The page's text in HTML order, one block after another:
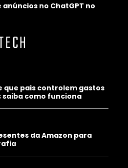
no ChatGPT no
que pais controlem gastos
saiba como funciona
da Amazon para